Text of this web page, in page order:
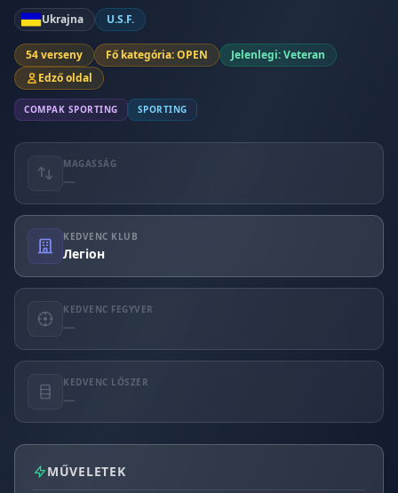
Ukrajna U.S.F.
54 verseny Fő kategória: OPEN
Jelenlegi: Veteran
Edző oldal
COMPAK SPORTING SPORTING
MAGASSÁG
—
KEDVENC KLUB
Легіон
KEDVENC FEGYVER
—
KEDVENC LŐSZER
—
MŰVELETEK